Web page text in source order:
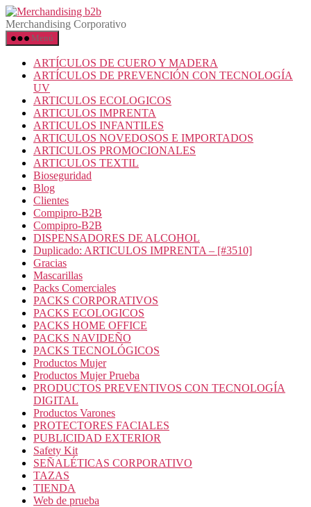
Merchandising Corporativo
Menú
ARTÍCULOS DE CUERO Y MADERA
ARTÍCULOS DE PREVENCIÓN CON TECNOLOGÍA
UV
ARTICULOS ECOLOGICOS
ARTICULOS IMPRENTA
ARTICULOS INFANTILES
ARTICULOS NOVEDOSOS E IMPORTADOS
ARTICULOS PROMOCIONALES
ARTICULOS TEXTIL
Bioseguridad
Blog
Clientes
Compipro-B2B
Compipro-B2B
DISPENSADORES DE ALCOHOL
Duplicado: ARTICULOS IMPRENTA – [#3510]
Gracias
Mascarillas
Packs Comerciales
PACKS CORPORATIVOS
PACKS ECOLOGICOS
PACKS HOME OFFICE
PACKS NAVIDEÑO
PACKS TECNOLÓGICOS
Productos Mujer
Productos Mujer Prueba
PRODUCTOS PREVENTIVOS CON TECNOLOGÍA
DIGITAL
Productos Varones
PROTECTORES FACIALES
PUBLICIDAD EXTERIOR
Safety Kit
SEÑALÉTICAS CORPORATIVO
TAZAS
TIENDA
Web de prueba